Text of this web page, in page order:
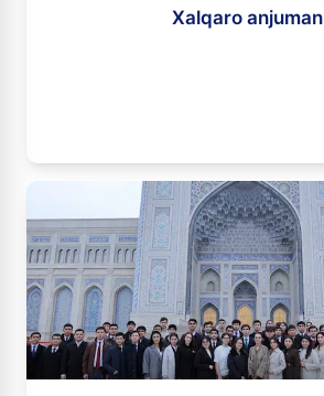
Xalqaro anjuman